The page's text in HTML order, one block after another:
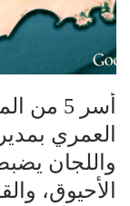
أسر 5
العمري
واللجان
الأحيوق،